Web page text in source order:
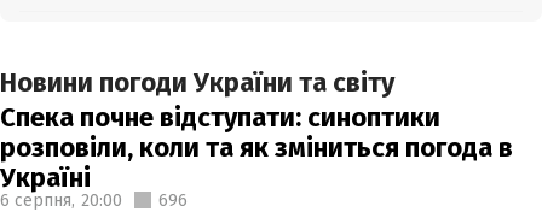
Новини погоди України та світу
Спека почне відступати: синоптики
розповіли, коли та як зміниться погода в
Україні
6 серпня, 20:00 696